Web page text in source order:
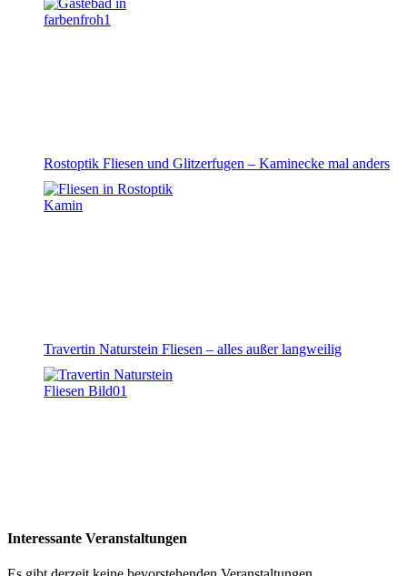
Rostoptik Fliesen und Glitzerfugen – Kaminecke mal anders
Travertin Naturstein Fliesen – alles außer langweilig
Interessante Veranstaltungen